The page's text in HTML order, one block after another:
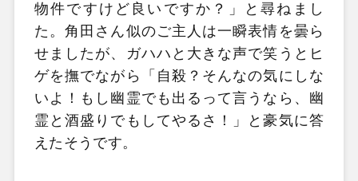
物件ですけど良いですか？」と尋ねまし
た。角田さん似のご主人は一瞬表情を曇ら
せましたが、ガハハと大きな声で笑うとヒ
ゲを撫でながら「自殺？そんなの気にしな
いよ！もし幽霊でも出るって言うなら、幽
霊と酒盛りでもしてやるさ！」と豪気に答
えたそうです。